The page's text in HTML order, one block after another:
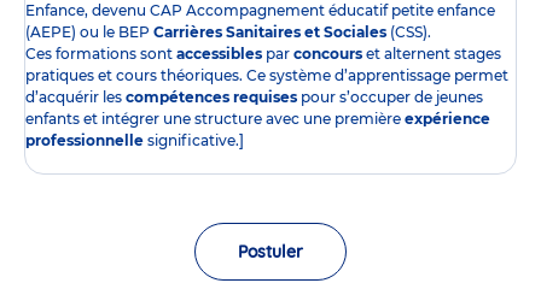
Enfance, devenu CAP Accompagnement éducatif petite enfance
(AEPE) ou le BEP Carrières Sanitaires et Sociales (CSS).
Ces formations sont accessibles par concours et alternent stages
pratiques et cours théoriques. Ce système d’apprentissage permet
d’acquérir les compétences requises pour s’occuper de jeunes
enfants et intégrer une structure avec une première expérience
professionnelle significative.]
Postuler